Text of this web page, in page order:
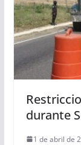
durante
1 de abril de